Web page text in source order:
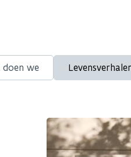
doen we